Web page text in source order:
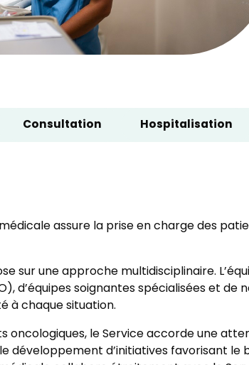
Consultation Hospitalisation
assure la prise en charge des
sur une approche multidisciplinaire.
d’équipes soignantes spécialisées et
à chaque situation.
oncologiques, le Service accorde une
développement d’initiatives favorisant